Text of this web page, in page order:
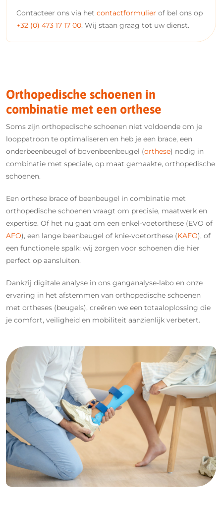
Contacteer ons via het contactformulier of bel ons op
+32 (0) 473 17 17 00. Wij staan graag tot uw dienst.
Orthopedische schoenen in
combinatie met een orthese
Soms zijn orthopedische schoenen niet voldoende om je
looppatroon te optimaliseren en heb je een brace, een
onderbeenbeugel of bovenbeenbeugel (orthese) nodig in
combinatie met speciale, op maat gemaakte, orthopedische
schoenen.
Een orthese brace of beenbeugel in combinatie met
orthopedische schoenen vraagt om precisie, maatwerk en
expertise. Of het nu gaat om een enkel-voetorthese (EVO of
AFO), een lange beenbeugel of knie-voetorthese (KAFO), of
een functionele spalk: wij zorgen voor schoenen die hier
perfect op aansluiten.
Dankzij digitale analyse in ons ganganalyse-labo en onze
ervaring in het afstemmen van orthopedische schoenen
met ortheses (beugels), creëren we een totaaloplossing die
je comfort, veiligheid en mobiliteit aanzienlijk verbetert.